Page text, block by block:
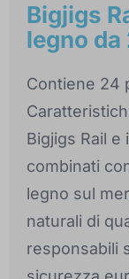
Bigjigs
legno
Contiene 24
Bigjigs Rail
combinati
legno sul
naturali di
responsabili